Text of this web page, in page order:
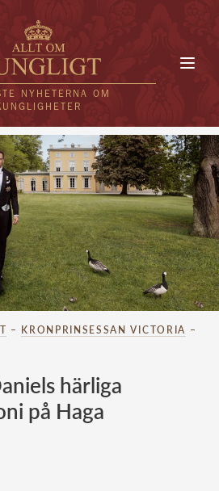
NYHETERNA OM
HEM
KÄNDISAR
KUNGAHUS
kungahuset
kungahuset
kungahuset
– KRONPRINSESSAN VICTORIA –
härliga
på Haga